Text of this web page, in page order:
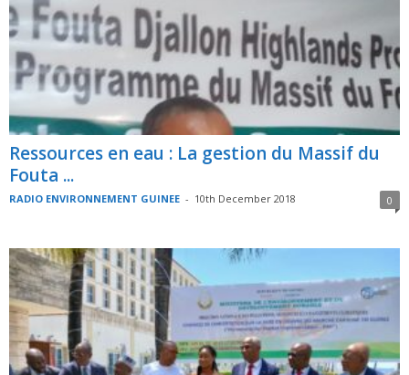
Ressources en eau : La gestion du Massif du
Fouta ...
RADIO ENVIRONNEMENT GUINEE - 10th December 2018 0